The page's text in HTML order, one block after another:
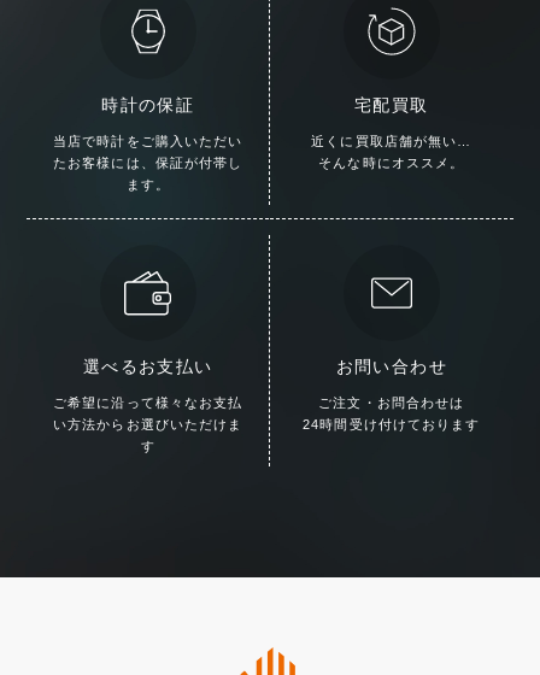
時計の保証
当店で時計をご購入いただい
た お客様には、保証が付帯し
ます。
宅配買取
近くに買取店舗が無い…
そんな時にオススメ。
選べるお支払い
ご希望に沿って様々な お支払
い方法からお選びいただけま
す
お問い合わせ
ご注文・お問合わせは
24時間受け付けております